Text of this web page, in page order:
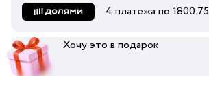
4 платежа по 1800.75
Хочу это в подарок